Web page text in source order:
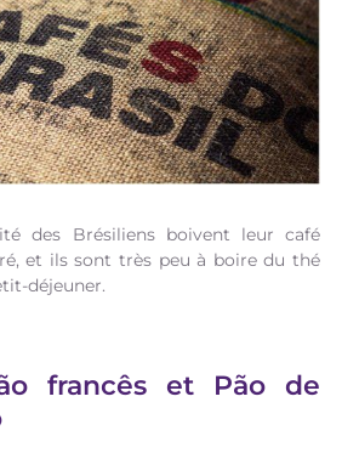
des Brésiliens boivent leur café
et ils sont très peu à boire du thé
déjeuner.
francês et Pão de